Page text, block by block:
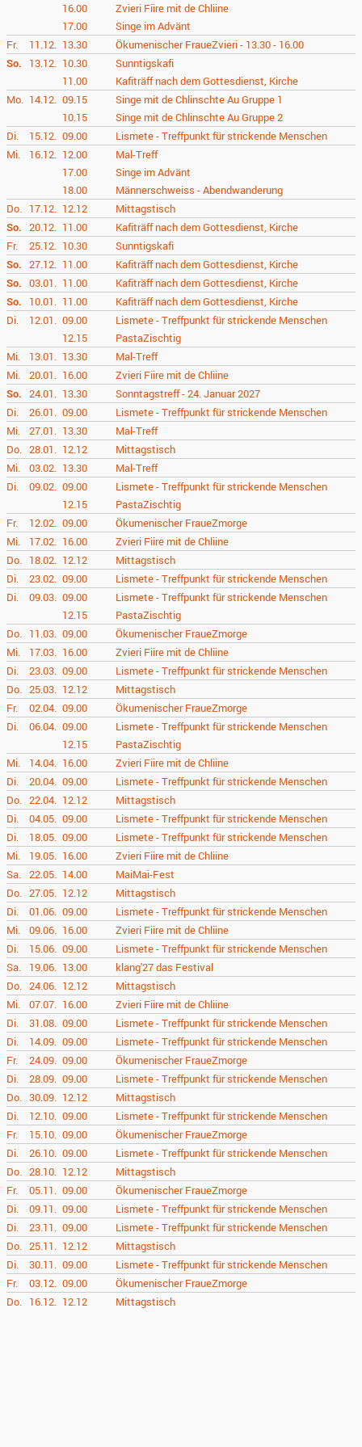
16.00
Zvieri Fiire mit de Chliine
17.00
Singe im Advänt
Fr.
11.12. 13.30
Ökumenischer FraueZvieri - 13.30 - 16.00
So.
13.12. 10.30
Sunntigskafi
11.00
Kafiträff nach dem Gottesdienst, Kirche
Mo. 14.12. 09.15
Singe mit de Chlinschte Au Gruppe 1
10.15
Singe mit de Chlinschte Au Gruppe 2
Di.
15.12. 09.00
Lismete - Treffpunkt für strickende Menschen
Mi.
16.12. 12.00
Mal-Treff
17.00
Singe im Advänt
18.00
Männerschweiss - Abendwanderung
Do. 17.12. 12.12
Mittagstisch
So. 20.12. 11.00
Kafiträff nach dem Gottesdienst, Kirche
Fr.
25.12. 10.30
Sunntigskafi
So. 27.12. 11.00
Kafiträff nach dem Gottesdienst, Kirche
So. 03.01. 11.00
Kafiträff nach dem Gottesdienst, Kirche
So.
10.01. 11.00
Kafiträff nach dem Gottesdienst, Kirche
Di.
12.01. 09.00
Lismete - Treffpunkt für strickende Menschen
12.15
PastaZischtig
Mi.
13.01. 13.30
Mal-Treff
Mi.
20.01. 16.00
Zvieri Fiire mit de Chliine
So. 24.01. 13.30
Sonntagstreff - 24. Januar 2027
Di.
26.01. 09.00
Lismete - Treffpunkt für strickende Menschen
Mi.
27.01. 13.30
Mal-Treff
Do. 28.01. 12.12
Mittagstisch
Mi.
03.02. 13.30
Mal-Treff
Di.
09.02. 09.00
Lismete - Treffpunkt für strickende Menschen
12.15
PastaZischtig
Fr.
12.02. 09.00
Ökumenischer FraueZmorge
Mi.
17.02. 16.00
Zvieri Fiire mit de Chliine
Do. 18.02. 12.12
Mittagstisch
Di.
23.02. 09.00
Lismete - Treffpunkt für strickende Menschen
Di.
09.03. 09.00
Lismete - Treffpunkt für strickende Menschen
12.15
PastaZischtig
Do. 11.03. 09.00
Ökumenischer FraueZmorge
Mi.
17.03. 16.00
Zvieri Fiire mit de Chliine
Di.
23.03. 09.00
Lismete - Treffpunkt für strickende Menschen
Do. 25.03. 12.12
Mittagstisch
Fr.
02.04. 09.00
Ökumenischer FraueZmorge
Di.
06.04. 09.00
Lismete - Treffpunkt für strickende Menschen
12.15
PastaZischtig
Mi.
14.04. 16.00
Zvieri Fiire mit de Chliine
Di.
20.04. 09.00
Lismete - Treffpunkt für strickende Menschen
Do. 22.04. 12.12
Mittagstisch
Di.
04.05. 09.00
Lismete - Treffpunkt für strickende Menschen
Di.
18.05. 09.00
Lismete - Treffpunkt für strickende Menschen
Mi.
19.05. 16.00
Zvieri Fiire mit de Chliine
Sa. 22.05. 14.00
MaiMai-Fest
Do. 27.05. 12.12
Mittagstisch
Di.
01.06. 09.00
Lismete - Treffpunkt für strickende Menschen
Mi.
09.06. 16.00
Zvieri Fiire mit de Chliine
Di.
15.06. 09.00
Lismete - Treffpunkt für strickende Menschen
Sa.
19.06. 13.00
klang'27 das Festival
Do. 24.06. 12.12
Mittagstisch
Mi.
07.07. 16.00
Zvieri Fiire mit de Chliine
Di.
31.08. 09.00
Lismete - Treffpunkt für strickende Menschen
Di.
14.09. 09.00
Lismete - Treffpunkt für strickende Menschen
Fr.
24.09. 09.00
Ökumenischer FraueZmorge
Di.
28.09. 09.00
Lismete - Treffpunkt für strickende Menschen
Do. 30.09. 12.12
Mittagstisch
Di.
12.10. 09.00
Lismete - Treffpunkt für strickende Menschen
Fr.
15.10. 09.00
Ökumenischer FraueZmorge
Di.
26.10. 09.00
Lismete - Treffpunkt für strickende Menschen
Do. 28.10. 12.12
Mittagstisch
Fr.
05.11. 09.00
Ökumenischer FraueZmorge
Di.
09.11. 09.00
Lismete - Treffpunkt für strickende Menschen
Di.
23.11. 09.00
Lismete - Treffpunkt für strickende Menschen
Do. 25.11. 12.12
Mittagstisch
Di.
30.11. 09.00
Lismete - Treffpunkt für strickende Menschen
Fr.
03.12. 09.00
Ökumenischer FraueZmorge
Do. 16.12. 12.12 Mittagstisch